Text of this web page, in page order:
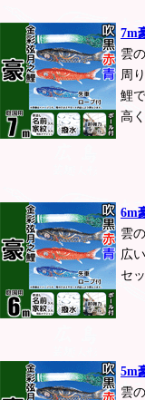
7m
雲
周
鯉
高
6m
雲
広
セ
5m
雲